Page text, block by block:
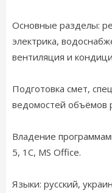
Основные разделы:
электрика,
вентиляция и
Подготовка смет,
ведомостей объёмов
Владение
5, 1C, MS Office.
Языки: русский,